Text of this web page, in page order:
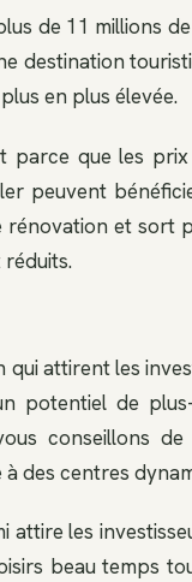
de 11 millions
destination
en plus élevée.
parce que les
peuvent
rénovation et sort
qui attirent les
potentiel de
conseillons
des centres
attire les
beau temps